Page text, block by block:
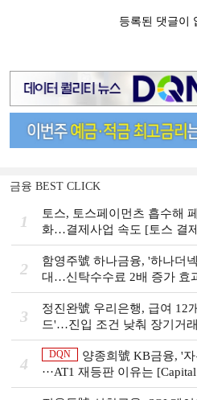
금융 BEST CLICK
1
토스, 토스페이먼츠 흡수해
화…결제사업 속도 [토스 결
2
함영주號 하나금융, '하나더
대…신탁수수료 2배 증가 효
비즈니스 돋보기]
3
정진완號 우리은행, 급여 12
드'…진입 조건 낮춰 장기거
머니무브 대응 전략]
4
DQN
양종희號 KB금융, '
···AT1 재등판 이유는
Review]]